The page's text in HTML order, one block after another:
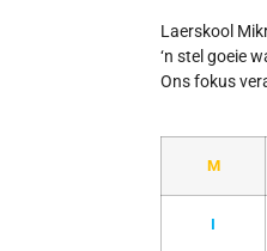
Laerskool
‘n stel goeie
Ons fokus
M
I